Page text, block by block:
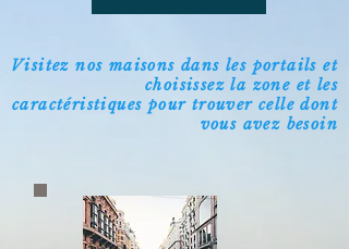
Visitez nos maisons dans les portails et
choisissez la zone et les
caractéristiques pour trouver celle dont
vous avez besoin